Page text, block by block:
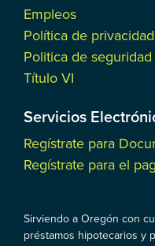
Empleos
Política de privacidad
Politica de seguridad
Título VI
Servicios
Regístrate para
Regístrate para el
Sirviendo a Oregón con
préstamos hipotecarios y